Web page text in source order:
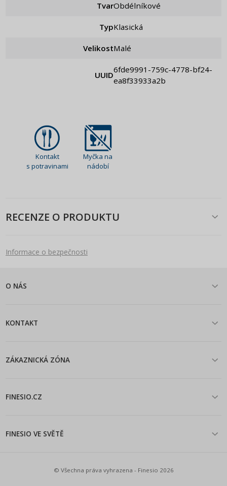
Tvar Obdélníkové
Typ Klasická
Velikost Malé
UUID
6fde9991-759c-4778-bf24-
ea8f33933a2b
Kontakt
s potravinami
Myčka na
nádobí
RECENZE O PRODUKTU
Informace o bezpečnosti
O NÁS
KONTAKT
ZÁKAZNICKÁ ZÓNA
FINESIO.CZ
FINESIO VE SVĚTĚ
© Všechna práva vyhrazena - Finesio 2026